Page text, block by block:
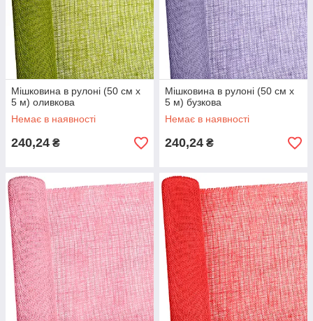
Мішковина в рулоні (50 см х
5 м) оливкова
Немає в наявності
240,24 ₴
Мішковина в рулоні (50 см х
5 м) бузкова
Немає в наявності
240,24 ₴